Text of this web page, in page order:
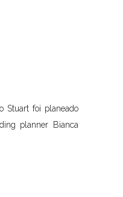
Stuart foi planeado
planner Bianca